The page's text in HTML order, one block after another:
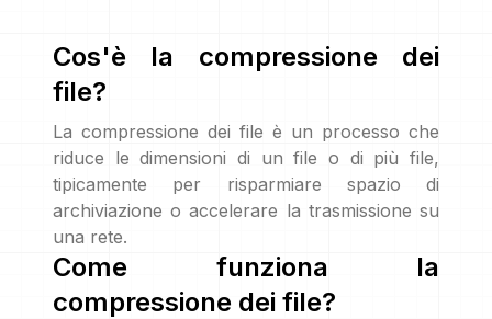
Cos'è la compressione dei
file?
La compressione dei file è un processo che
riduce le dimensioni di un file o di più file,
tipicamente per risparmiare spazio di
archiviazione o accelerare la trasmissione su
una rete.
Come funziona la
compressione dei file?